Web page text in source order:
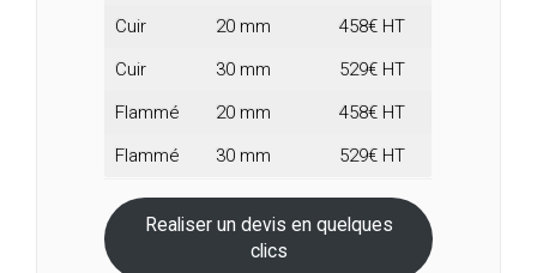
Cuir
20 mm
458€ HT
Cuir
30 mm
529€ HT
Flammé
20 mm
458€ HT
Flammé
30 mm 529€ HT
Realiser un devis en quelques
clics